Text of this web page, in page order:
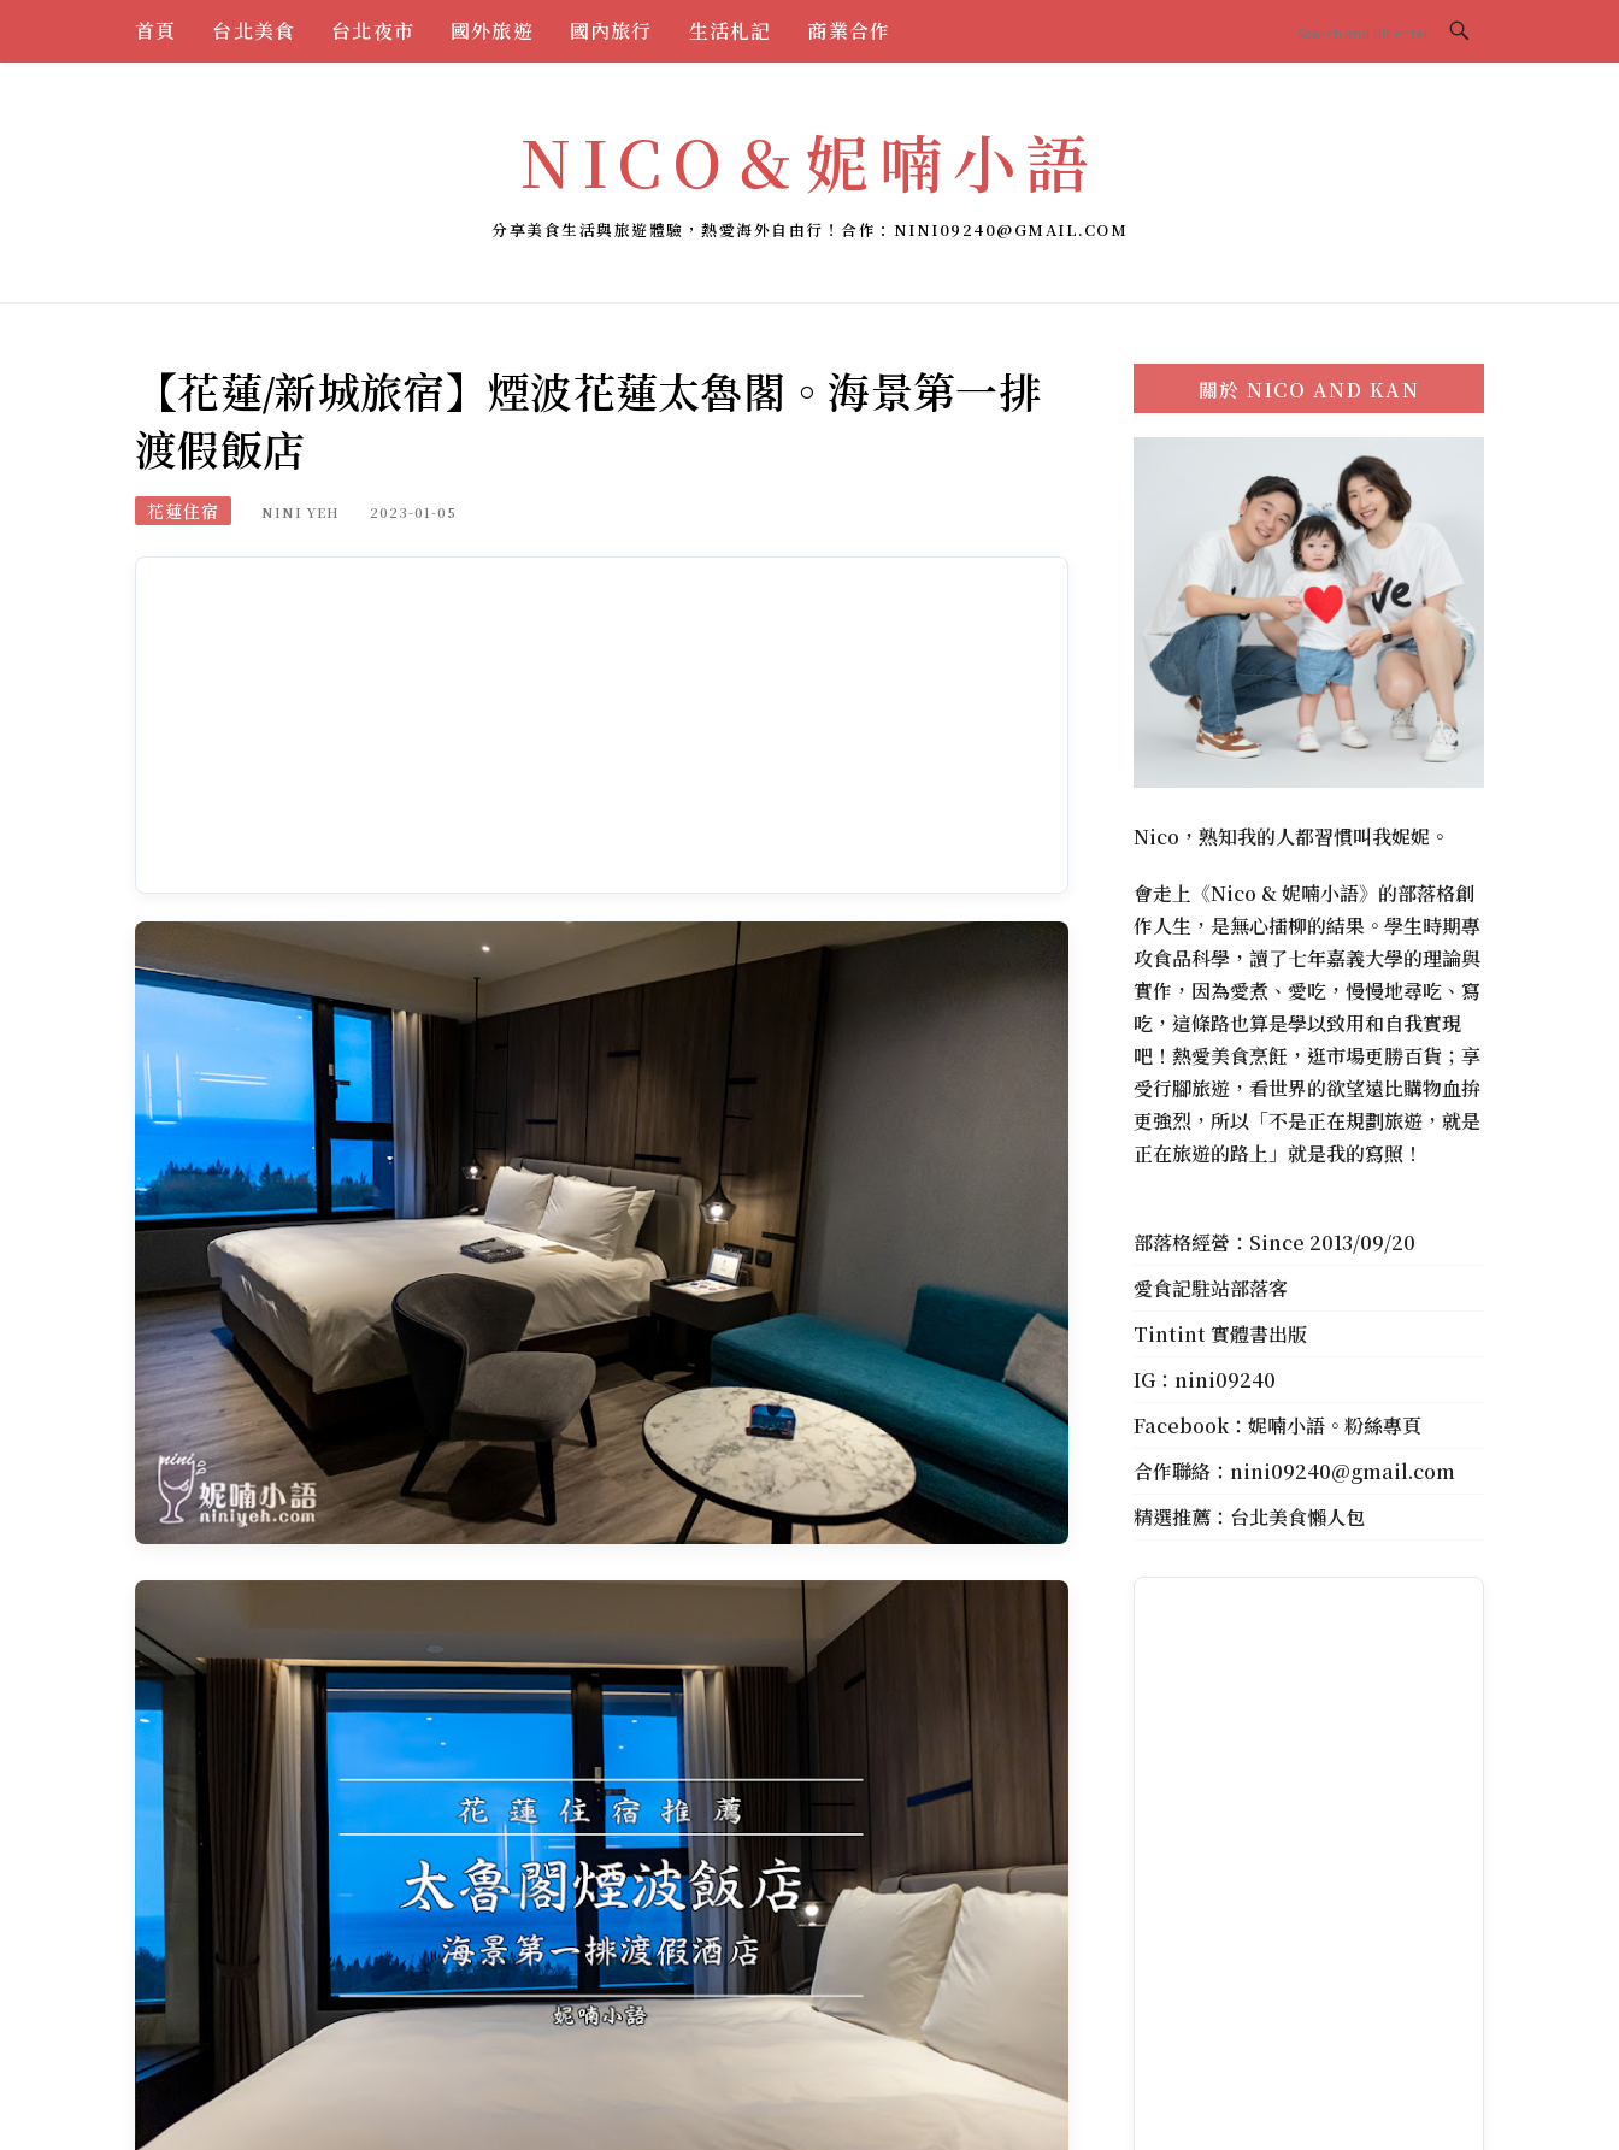
首頁 台北美食 台北夜市 國外旅遊 國內旅行 生活札記 商業合作
NICO＆妮喃小語
分享美食生活與旅遊體驗，熱愛海外自由行！合作： NINI09240@GMAIL.COM
【花蓮/新城旅宿】煙波花蓮太魯閣。海景第一排
渡假飯店
花蓮住宿 NINI YEH 2023-01-05
關於NICO AND KAN
Nico，熟知我的人都習慣叫我妮妮。
會走上《Nico & 妮喃小語》的部落格創
作人生，是無心插柳的結果。學生時期專
攻食品科學，讀了七年嘉義大學的理論與
實作，因為愛煮、愛吃，慢慢地尋吃、寫
吃，這條路也算是學以致用和自我實現
吧！熱愛美食烹飪，逛市場更勝百貨；享
受行腳旅遊，看世界的欲望遠比購物血拚
更強烈，所以「不是正在規劃旅遊，就是
正在旅遊的路上」就是我的寫照！
部落格經營：Since 2013/09/20
愛食記駐站部落客
Tintint 實體書出版
IG：nini09240
Facebook：妮喃小語。粉絲專頁
合作聯絡：nini09240@gmail.com
精選推薦： 台北美食懶人包